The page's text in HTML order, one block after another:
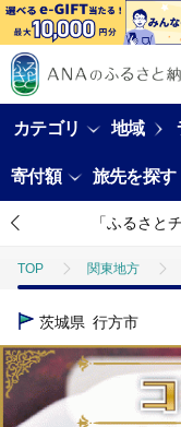
カテゴリ 地域
寄付額 旅先を探す
「ふるさと
TOP 関東地方
TOP
茨城県 行方市